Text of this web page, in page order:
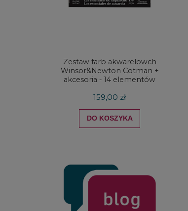
Zestaw farb akwarelowch
Winsor&Newton Cotman +
akcesoria - 14 elementów
159,00 zł
DO KOSZYKA